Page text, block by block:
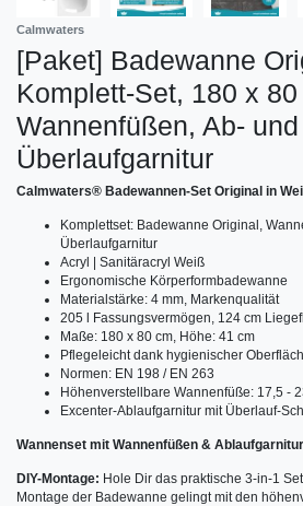
Calmwaters
[Paket] Badewanne
Komplett-Set, 180 x
Wannenfüßen, Ab- und
Überlaufgarnitur
Calmwaters® Badewannen-Set Original in
Komplettset: Badewanne Original,
Überlaufgarnitur
Acryl | Sanitäracryl Weiß
Ergonomische Körperformbadewanne
Materialstärke: 4 mm, Markenqualität
205 l Fassungsvermögen, 124 cm
Maße: 180 x 80 cm, Höhe: 41 cm
Pflegeleicht dank hygienischer
Normen: EN 198 / EN 263
Höhenverstellbare Wannenfüße: 17,5 -
Excenter-Ablaufgarnitur mit Überlauf-
Wannenset mit Wannenfüßen &
DIY-Montage: Hole Dir das praktische 3-in-1
Montage der Badewanne gelingt mit den